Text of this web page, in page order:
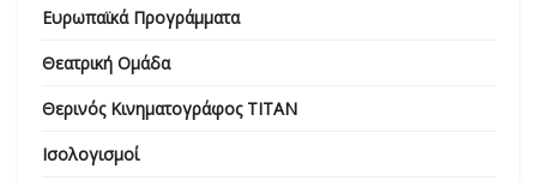
Ευρωπαϊκά Προγράμματα
Θεατρική Ομάδα
Θερινός Κινηματογράφος ΤΙΤΑΝ
Ισολογισμοί